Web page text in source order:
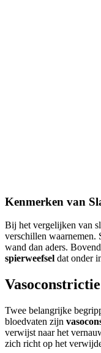
Kenmerken van
Bij het vergelijken van
verschillen waarnemen.
wand dan aders.
spierweefsel dat onder
Twee belangrijke
bloedvaten zijn
verwijst naar het
zich richt op het